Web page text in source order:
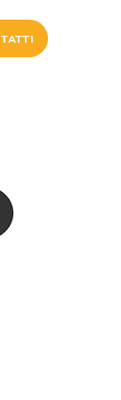
terlago